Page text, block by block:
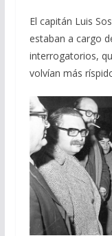
El capitán Luis
estaban a cargo
interrogatorios,
volvían más